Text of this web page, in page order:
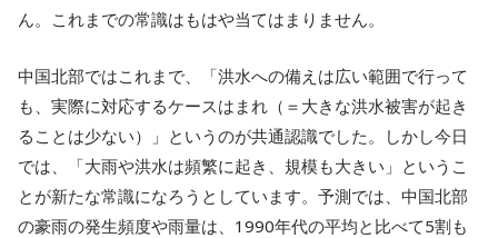
ん。これまでの常識はもはや当てはまりません。
中国北部ではこれまで、「洪水への備えは広い範囲で行って
も、実際に対応するケースはまれ（＝大きな洪水被害が起き
ることは少ない）」というのが共通認識でした。しかし今日
では、「大雨や洪水は頻繁に起き、規模も大きい」というこ
とが新たな常識になろうとしています。予測では、中国北部
の豪雨の発生頻度や雨量は、1990年代の平均と比べて5割も